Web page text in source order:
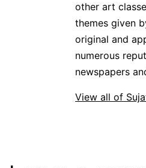
other art
themes given
original and
numerous
newspapers
View all of